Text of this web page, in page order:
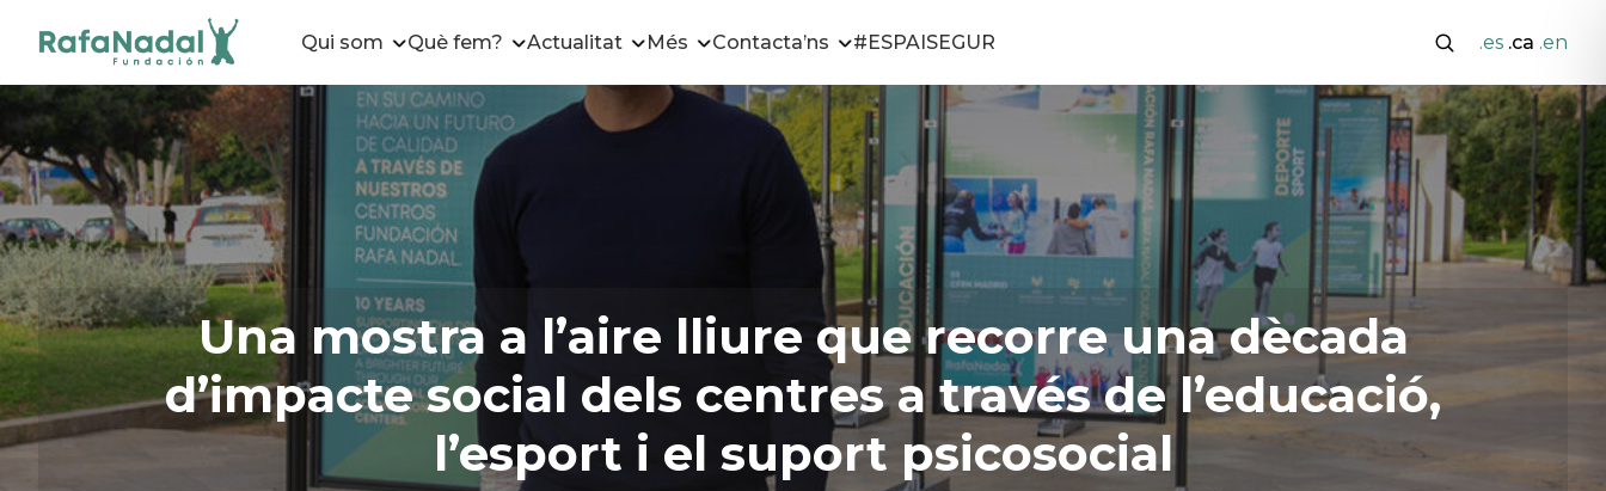
Qui som Què fem? Actualitat Més Contacta’ns #ESPAISEGUR .es .ca .en
Una mostra a l’aire lliure que recorre una dècada
d’impacte social dels centres a través de l’educació,
l’esport i el suport psicosocial